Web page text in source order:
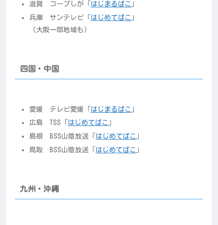
滋賀 コープしが「 はじまるばこ
兵庫 サンテレビ「 はじめてばこ
（大阪一部地域も）
四国・中国
愛媛 テレビ愛媛「 はじまるばこ 」
広島 TSS「 はじめてばこ
島根 BSS山陰放送「 はじめてばこ
鳥取 BSS山陰放送「 はじめてばこ
九州・沖縄